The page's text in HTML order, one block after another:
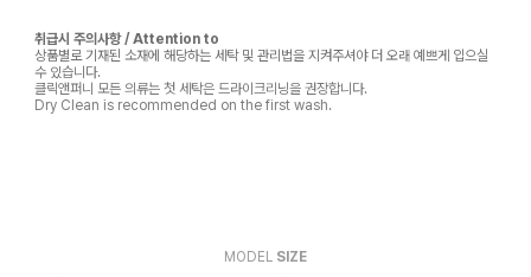
취급시 주의사항 / Attention to
상품별로 기재된 소재에 해당하는 세탁 및 관리법을 지켜주셔야 더 오래 예쁘게 입으실
수 있습니다.
클릭앤퍼니 모든 의류는 첫 세탁은 드라이크리닝을 권장합니다.
Dry Clean is recommended on the first wash.
MODEL SIZE